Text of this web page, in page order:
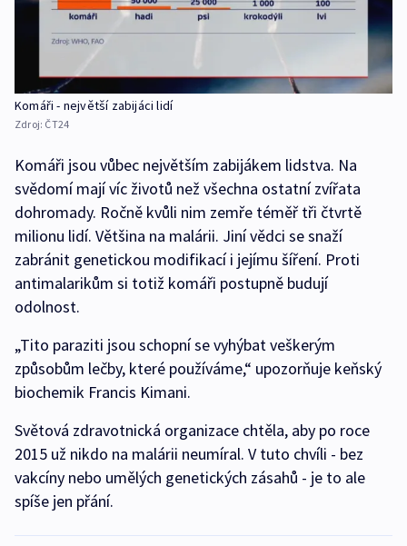
Komáři - největší zabijáci lidí
Zdroj: ČT24
Komáři jsou vůbec největším zabijákem lidstva. Na
svědomí mají víc životů než všechna ostatní zvířata
dohromady. Ročně kvůli nim zemře téměř tři čtvrtě
milionu lidí. Většina na malárii. Jiní vědci se snaží
zabránit genetickou modifikací i jejímu šíření. Proti
antimalarikům si totiž komáři postupně budují
odolnost.
„Tito paraziti jsou schopní se vyhýbat veškerým
způsobům lečby, které používáme,“ upozorňuje keňský
biochemik Francis Kimani.
Světová zdravotnická organizace chtěla, aby po roce
2015 už nikdo na malárii neumíral. V tuto chvíli - bez
vakcíny nebo umělých genetických zásahů - je to ale
spíše jen přání.